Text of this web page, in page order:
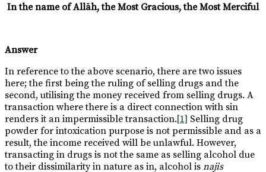
In the name of Allāh, the Most Gracious, the Most Merciful
Answer
In reference to the above scenario, there are two issues
here; the first being the ruling of selling drugs and the
second, utilising the money received from selling drugs. A
transaction where there is a direct connection with sin
renders it an impermissible transaction.[1] Selling drug
powder for intoxication purpose is not permissible and as a
result, the income received will be unlawful. However,
transacting in drugs is not the same as selling alcohol due
to their dissimilarity in nature as in, alcohol is najis